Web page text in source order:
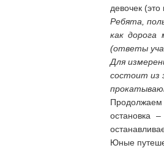
девочек
Ребята,
как дорога
(ответы
Для
состоит из
Продолжаем
остановка
Юные